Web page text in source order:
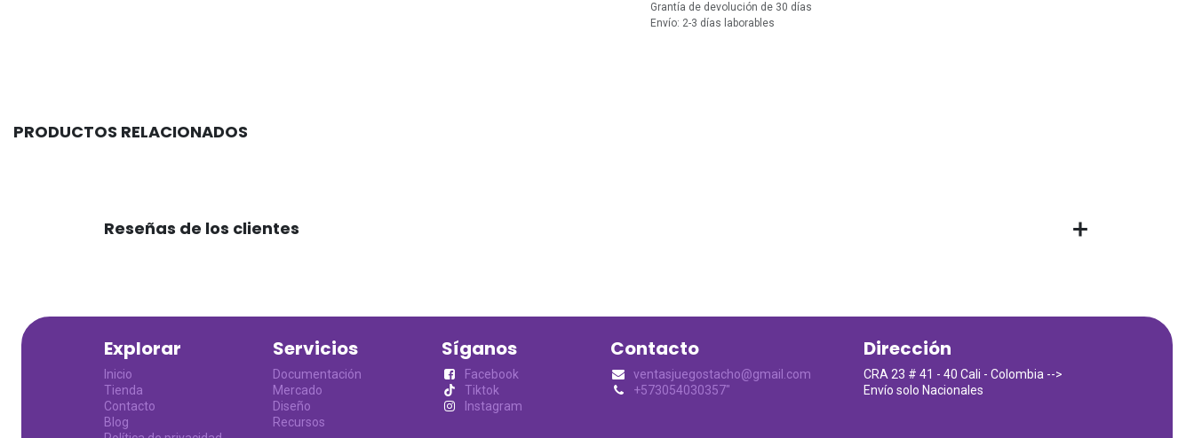
Grantía de devolución de 30 días
Envío: 2-3 días laborables
PRODUCTOS RELACIONADOS
Reseñas de los clientes
Explorar
Inicio
Tienda
Contacto
Blog
Servicios
Documentación
Mercado
Diseño
Recursos
Síganos
Facebook
Tiktok
Instagram
Contacto
ventasjuegostacho@gmail.com
+573054030357"
Dirección
CRA 23 # 41 - 40 Cali - Colombia -->
Envío solo Nacionales